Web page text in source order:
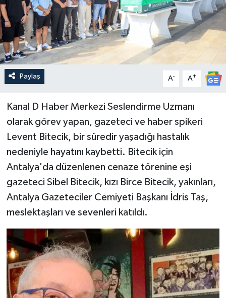
Paylaş A- A+
Kanal D Haber Merkezi Seslendirme Uzmanı
olarak görev yapan, gazeteci ve haber spikeri
Levent Bitecik, bir süredir yaşadığı hastalık
nedeniyle hayatını kaybetti. Bitecik için
Antalya'da düzenlenen cenaze törenine eşi
gazeteci Sibel Bitecik, kızı Birce Bitecik, yakınları,
Antalya Gazeteciler Cemiyeti Başkanı İdris Taş,
meslektaşları ve sevenleri katıldı.
Siyaset
Spor